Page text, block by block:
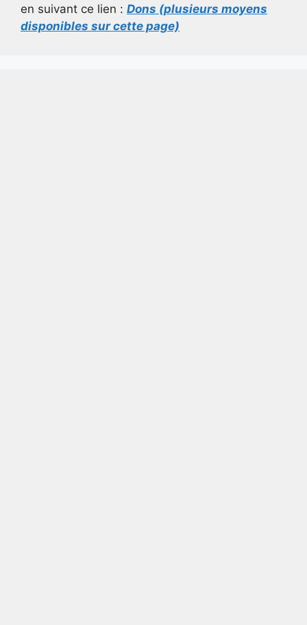
en suivant ce lien : Dons (plusieurs moyens
disponibles sur cette page)